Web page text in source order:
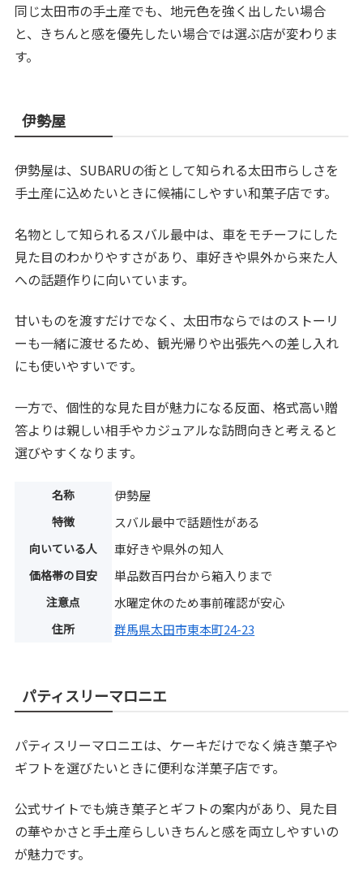
同じ太田市の手土産でも、地元色を強く出したい場合
と、きちんと感を優先したい場合では選ぶ店が変わりま
す。
伊勢屋
伊勢屋は、SUBARUの街として知られる太田市らしさを
手土産に込めたいときに候補にしやすい和菓子店です。
名物として知られるスバル最中は、車をモチーフにした
見た目のわかりやすさがあり、車好きや県外から来た人
への話題作りに向いています。
甘いものを渡すだけでなく、太田市ならではのストーリ
ーも一緒に渡せるため、観光帰りや出張先への差し入れ
にも使いやすいです。
一方で、個性的な見た目が魅力になる反面、格式高い贈
答よりは親しい相手やカジュアルな訪問向きと考えると
選びやすくなります。
名称 伊勢屋
特徴 スバル最中で話題性がある
向いている人 車好きや県外の知人
価格帯の目安 単品数百円台から箱入りまで
注意点 水曜定休のため事前確認が安心
住所 群馬県太田市東本町24-23
パティスリーマロニエ
パティスリーマロニエは、ケーキだけでなく焼き菓子や
ギフトを選びたいときに便利な洋菓子店です。
公式サイトでも焼き菓子とギフトの案内があり、見た目
の華やかさと手土産らしいきちんと感を両立しやすいの
が魅力です。